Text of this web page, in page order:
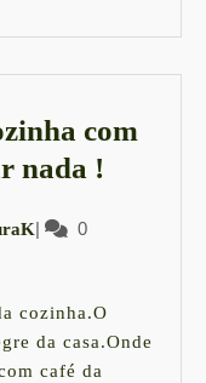
do
com
nada !
cozinha
com
LauraK
|
0
cozinha.O
da casa.Onde
café da